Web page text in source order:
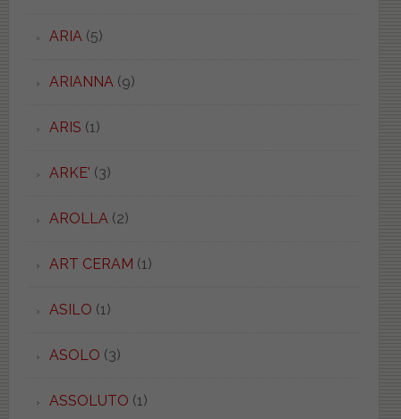
ARIA (5)
ARIANNA (9)
ARIS (1)
ARKE' (3)
AROLLA (2)
ART CERAM (1)
ASILO (1)
ASOLO (3)
ASSOLUTO (1)